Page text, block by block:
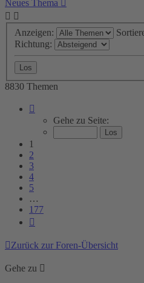
Neues Thema
Anzeigen:
Richtung:
8830 Themen
von
Gehe zu Seite:
1
2
3
4
5
…
177
Zurück zur Foren-Übersicht
Gehe zu